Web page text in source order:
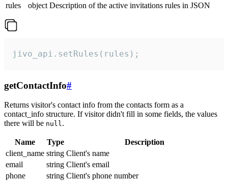
rules
object Description of the active invitations rules in JSON
jivo_api.setRules(rules);
getContactInfo#
Returns visitor's contact info from the contacts form as a
contact_info structure. If visitor didn't fill in some fields, the values
there will be null.
Name Type
Description
client_name string Client's name
email
string Client's email
phone
string Client's phone number